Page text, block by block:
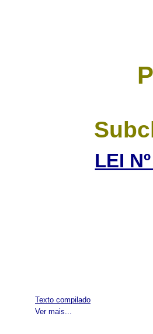
LEI
Ver mais...
Texto compilado